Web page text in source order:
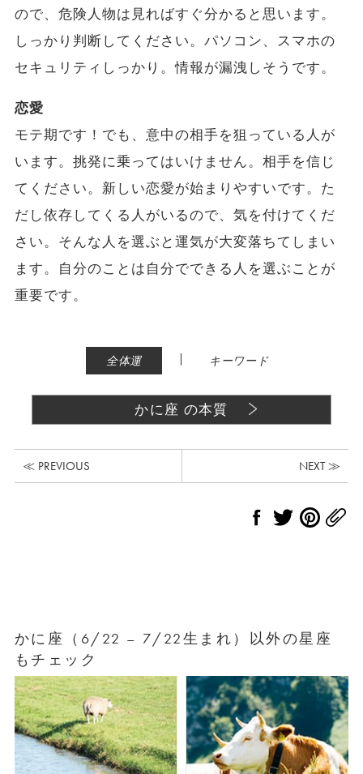
ので、危険人物は見ればすぐ分かると思います。
しっかり判断してください。パソコン、スマホの
セキュリティしっかり。情報が漏洩しそうです。
恋愛
モテ期です！でも、意中の相手を狙っている人が
います。挑発に乗ってはいけません。相手を信じ
てください。新しい恋愛が始まりやすいです。た
だし依存してくる人がいるので、気を付けてくだ
さい。そんな人を選ぶと運気が大変落ちてしまい
ます。自分のことは自分でできる人を選ぶことが
重要です。
全体運 | キーワード
かに座 の本質
≪ PREVIOUS NEXT ≫
かに座（6/22 – 7/22生まれ）以外の星座
もチェック